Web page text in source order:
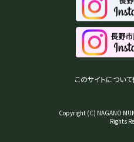
Copyright (C) NAGANO
Rights
このサイトについて